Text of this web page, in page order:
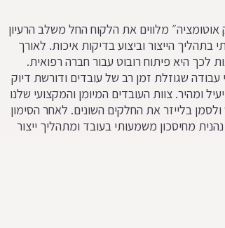
מלווים את הלקוח החל משלב הרעיון
הייצור וביצוע בדיקות איכות. לאורך
לכך היא פיתוח רובוט עבור חברה רפואית.
שגוזלת זמן רב של עובדים ודורשת דיוק
ומהיר. צוות העובדים המיומן והמקצועי שלנו
בלייזר את החלקים השונים. לאחר הסימון
מחיסכון משמעותי בעובד ומתהליך ייצור